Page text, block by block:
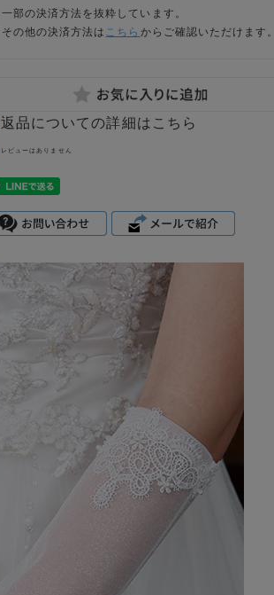
一部の決済方法を抜粋しています。
その他の決済方法は こちら からご確認いただけます。
返品についての詳細はこちら
レビューはありません